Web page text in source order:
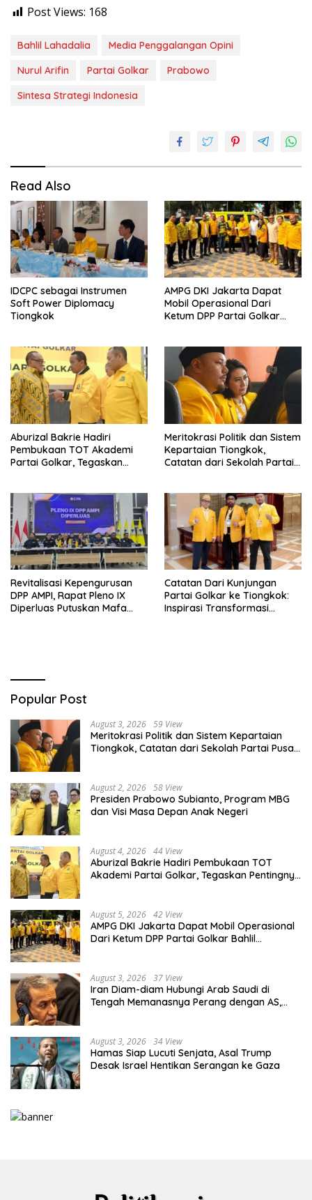
Post Views: 168
Bahlil Lahadalia
Media Penggalangan Opini
Nurul Arifin
Partai Golkar
Prabowo
Sintesa Strategi Indonesia
Read Also
IDCPC sebagai Instrumen
Soft Power Diplomacy
Tiongkok
AMPG DKI Jakarta Dapat
Mobil Operasional Dari
Ketum DPP Partai Golkar
Aburizal Bakrie Hadiri
Pembukaan TOT Akademi
Partai Golkar, Tegaskan
Meritokrasi Politik dan Sistem
Kepartaian Tiongkok,
Catatan dari Sekolah Partai
Revitalisasi Kepengurusan
DPP AMPI, Rapat Pleno IX
Diperluas Putuskan Mafa
Catatan Dari Kunjungan
Partai Golkar ke Tiongkok:
Inspirasi Transformasi
Popular Post
August 3, 2026 59 View
Meritokrasi Politik dan Sistem Kepartaian
Tiongkok, Catatan dari Sekolah Partai Pusat
August 2, 2026 58 View
Presiden Prabowo Subianto, Program MBG
dan Visi Masa Depan Anak Negeri
August 4, 2026 44 View
Aburizal Bakrie Hadiri Pembukaan TOT
Akademi Partai Golkar, Tegaskan Pentingnya
August 5, 2026 42 View
AMPG DKI Jakarta Dapat Mobil Operasional
Dari Ketum DPP Partai Golkar Bahlil
August 3, 2026 37 View
Iran Diam-diam Hubungi Arab Saudi di
Tengah Memanasnya Perang dengan AS,
August 3, 2026 34 View
Hamas Siap Lucuti Senjata, Asal Trump
Desak Israel Hentikan Serangan ke Gaza